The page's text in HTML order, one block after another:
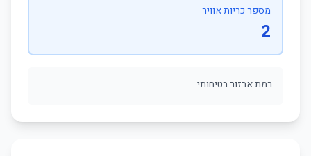
מספר כריות אוויר
2
רמת אבזור בטיחותי